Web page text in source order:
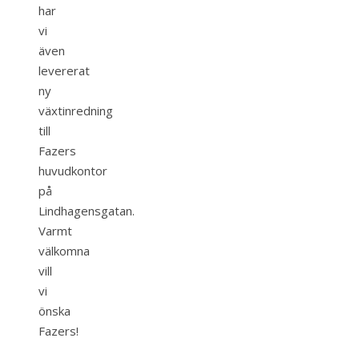
har
vi
även
levererat
ny
växtinredning
till
Fazers
huvudkontor
på
Lindhagensgatan.
Varmt
välkomna
vill
vi
önska
Fazers!